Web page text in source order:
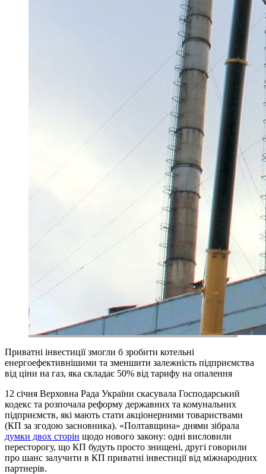
Приватні інвестиції змогли б зробити котельні
енергоефективнішими та зменшити залежність підприємства
від ціни на газ, яка складає 50% від тарифу на опалення
12 січня Верховна Рада України скасувала Господарський
кодекс та розпочала реформу державних та комунальних
підприємств, які мають стати акціонерними товариствами
(КП за згодою засновника). «Полтавщина» днями зібрала
думки двох сторін щодо нового закону: одні висловили
пересторогу, що КП будуть просто знищені, другі говорили
про шанс залучити в КП приватні інвестиції від міжнародних
партнерів.